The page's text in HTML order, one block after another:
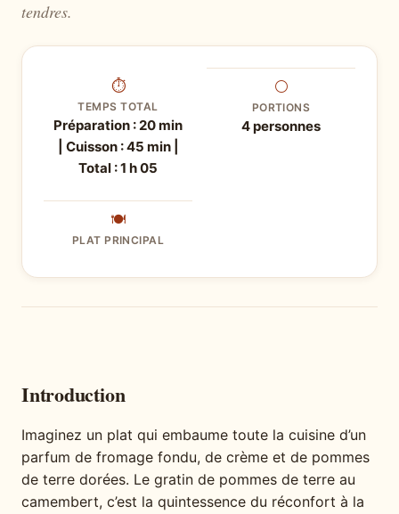
tendres.
⏱
TEMPS TOTAL
Préparation : 20 min
| Cuisson : 45 min |
Total : 1 h 05
⚪
PORTIONS
4 personnes
🍽
PLAT PRINCIPAL
Introduction
Imaginez un plat qui embaume toute la cuisine d’un
parfum de fromage fondu, de crème et de pommes
de terre dorées. Le gratin de pommes de terre au
camembert, c’est la quintessence du réconfort à la